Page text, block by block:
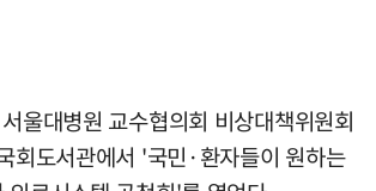
울대병원 교수협의회 비상대책위원회
회도서관에서 '국민·환자들이 원하는